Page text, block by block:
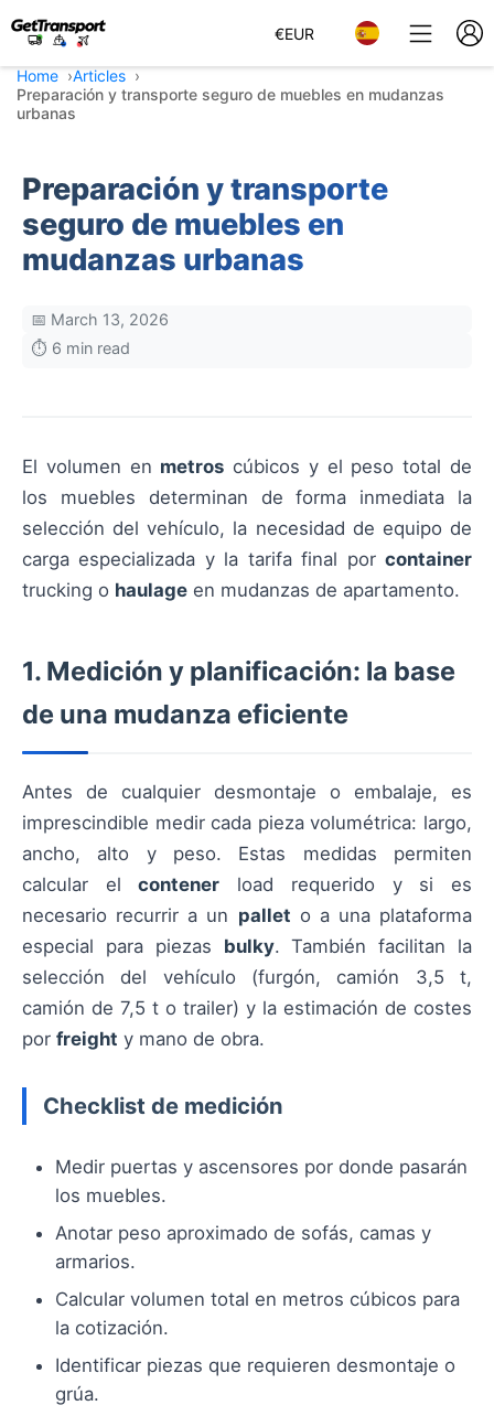
€EUR
Home
Articles
Preparación y transporte seguro de muebles en mudanzas
urbanas
Preparación y transporte
seguro de muebles en
mudanzas urbanas
📅 March 13, 2026
⏱️ 6 min read
El volumen en metros cúbicos y el peso total de
los muebles determinan de forma inmediata la
selección del vehículo, la necesidad de equipo de
carga especializada y la tarifa final por container
trucking o haulage en mudanzas de apartamento.
1. Medición y planificación: la base
de una mudanza eficiente
Antes de cualquier desmontaje o embalaje, es
imprescindible medir cada pieza volumétrica: largo,
ancho, alto y peso. Estas medidas permiten
calcular elcontener load requerido y si es
necesario recurrir a un pallet o a una plataforma
especial para piezas bulky. También facilitan la
selección del vehículo (furgón, camión 3,5 t,
camión de 7,5 t o trailer) y la estimación de costes
por freight y mano de obra.
Checklist de medición
Medir puertas y ascensores por donde pasarán
los muebles.
Anotar peso aproximado de sofás, camas y
armarios.
Calcular volumen total en metros cúbicos para
la cotización.
Identificar piezas que requieren desmontaje o
grúa.